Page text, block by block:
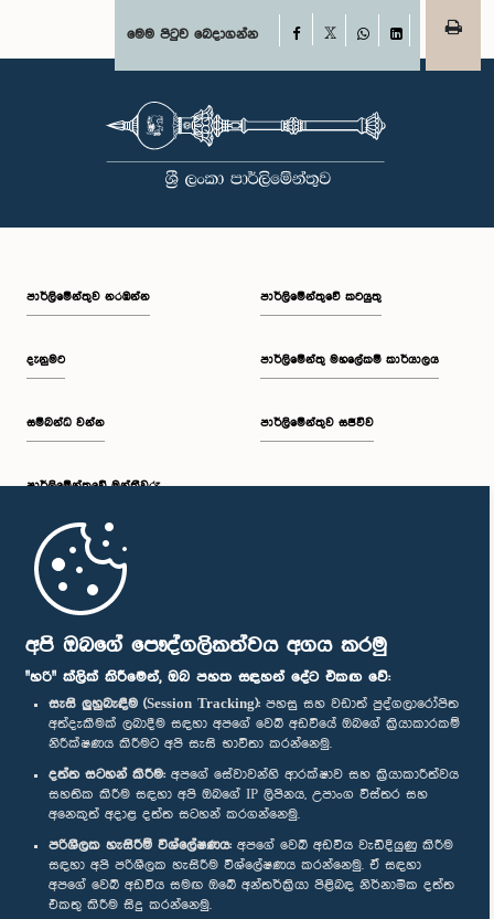
අපි ඔබගේ පෞද්ගලිකත්වය අගය කරමු
"හරි" ක්ලික් කිරීමෙන්, ඔබ පහත සඳහන් දේට එකඟ වේ:
සැසි ලුහුබැඳීම (Session Tracking): පහසු සහ වඩාත් පුද්ගලාරෝපිත
අත්දැකීමක් ලබාදීම සඳහා අපගේ වෙබ් අඩවියේ ඔබගේ ක්‍රියාකාරකම්
නිරීක්ෂණය කිරීමට අපි සැසි භාවිතා කරන්නෙමු.
දත්ත සටහන් කිරීම: අපගේ සේවාවන්හි ආරක්ෂාව සහ ක්‍රියාකාරීත්වය
සහතික කිරීම සඳහා අපි ඔබගේ IP ලිපිනය, උපාංග විස්තර සහ
අනෙකුත් අදාළ දත්ත සටහන් කරගන්නෙමු.
පරිශීලක හැසිරීම් විශ්ලේෂණය: අපගේ වෙබ් අඩවිය වැඩිදියුණු කිරීම
සඳහා අපි පරිශීලක හැසිරීම විශ්ලේෂණය කරන්නෙමු. ඒ සඳහා
අපගේ වෙබ් අඩවිය සමඟ ඔබේ අන්තර්ක්‍රියා පිළිබඳ නිර්නාමික දත්ත
එකතු කිරීම සිදු කරන්නෙමු.
මෙම පිටුව බෙදාගන්න Facebook
WhatsAppLinkedIn
පාර්ලි‌මේන්තුව නරඹන්න
දැනුමට
සම්බන්ධ වන්න
පාර්ලි‌මේන්තුවේ මන්ත්‍රීවරු
මුල් පිටුව
පාර්ලිමේන්තුවේ කටයුතු
පාර්ලිමේන්තු මහලේකම් කාර්යාලය
පාර්ලිමේන්තුව සජීවීව
පාර්ලිමේන්තු ජංගම යෙදුම
අප හා සම්බන්ධ වී සිටින්න :
සම්මාන
පෞද්ගලිකත්ව ප්‍රතිපත්තිය